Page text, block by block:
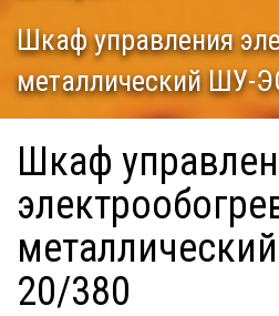
Шкаф управления
металлический ШУ-
Шкаф
20/380